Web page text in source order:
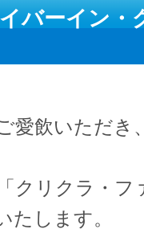
バーイン・
愛飲いただき
クリクラ・フ
たします。